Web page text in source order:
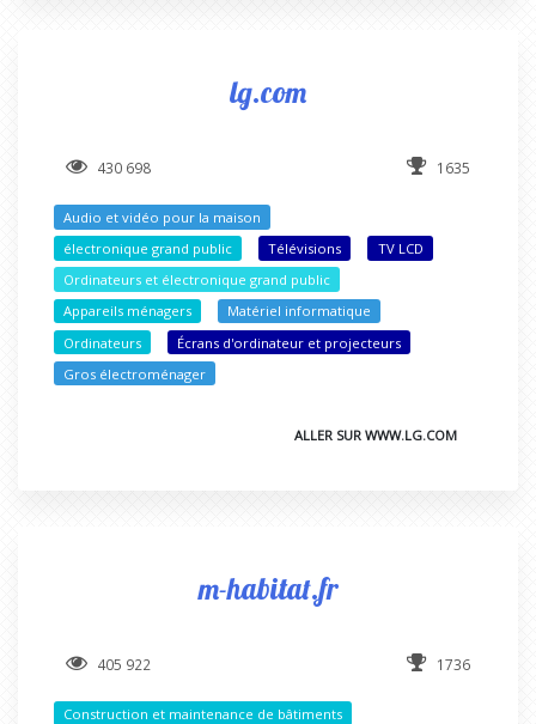
lg.com
430 698 1635
Audio et vidéo pour la maison
électronique grand public
Télévisions
TV LCD
Ordinateurs et électronique grand public
Appareils ménagers
Matériel informatique
Ordinateurs
Écrans d'ordinateur et projecteurs
Gros électroménager
ALLER SUR WWW.LG.COM
m-habitat.fr
405 922 1736
Construction et maintenance de bâtiments